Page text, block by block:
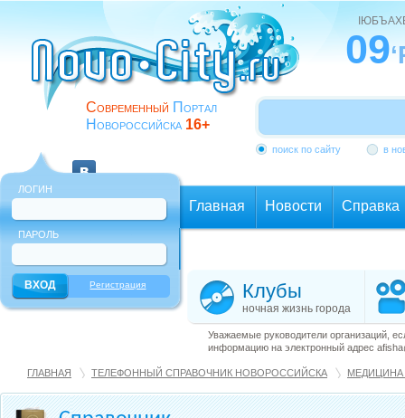
Современный Портал
Новороссийска 16+
09
поиск по сайту в
ЛОГИН
ПАРОЛЬ
Регистрация
Главная Новости Справка
Клубы
ночная жизнь города
Уважаемые руководители организаций,
информацию на электронный адрес
ГЛАВНАЯ ТЕЛЕФОННЫЙ СПРАВОЧНИК НОВОРОССИЙСКА МЕДИЦИНА